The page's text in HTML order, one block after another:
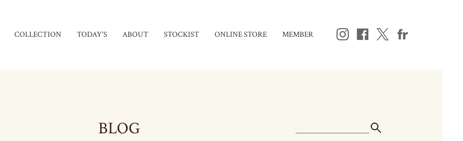
COLLECTION TODAY'S ABOUT STOCKIST ONLINE STORE MEMBER
BLOG